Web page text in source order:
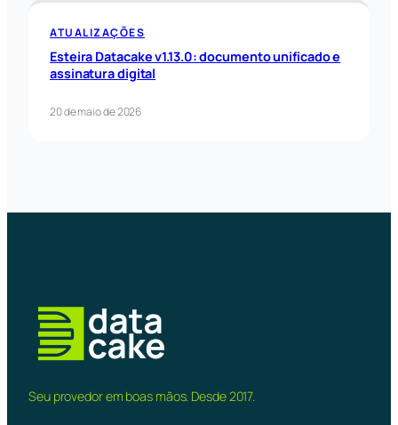
ATUALIZAÇÕES
Esteira Datacake v1.13.0: documento unificado e
assinatura digital
20 de maio de 2026
Seu provedor em boas mãos. Desde 2017.